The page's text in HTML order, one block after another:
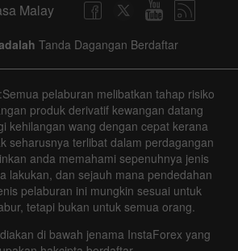
Malay
Tanda Dagangan Berdaftar
pelaburan melibatkan tahap risiko
produk derivatif kewangan datang
kehilangan wang dengan cepat kerana
seharusnya terlibat dalam perdagangan
anda memahami sepenuhnya jenis
lakukan, dan sejauh mana pendedahan
pelaburan ini mungkin sesuai untuk
tetapi bukan untuk semua orang.
di bawah jenama InstaForex yang